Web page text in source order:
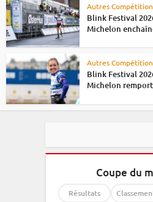
Autres
Blink Festival
Michelon
Autres
Blink Festival
Michelon
Coupe du
Résultats